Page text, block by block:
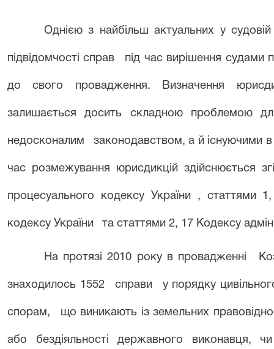
Однією з найбільш актуальних у
підвідомчості справ під час вирішення судами
до свого провадження. Визначення
залишається досить складною проблемою
недосконалим законодавством, а й існуючими в
час розмежування юрисдикцій здійснюється
процесуального кодексу України , статтями
кодексу України та статтями 2, 17 Кодексу
На протязі 2010 року в провадженні
знаходилось 1552 справи у порядку
спорам, що виникають із земельних
або бездіяльності державного виконавця,